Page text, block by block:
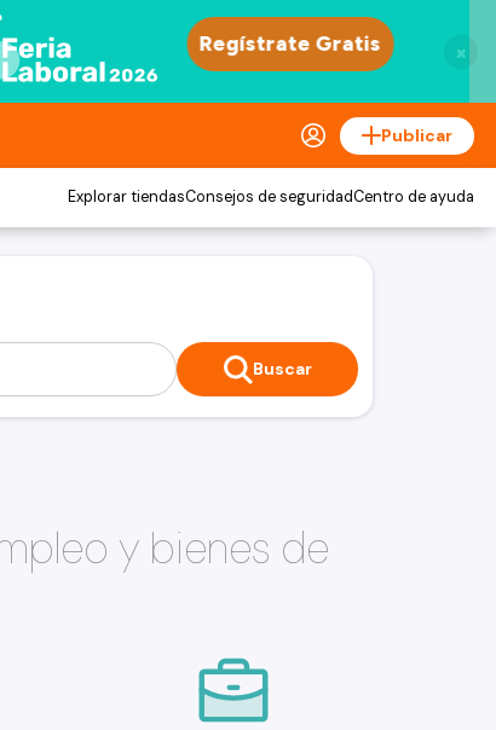
×
Publicar
Explorar tiendasConsejos de seguridadCentro de ayuda
Buscar
y bienes de